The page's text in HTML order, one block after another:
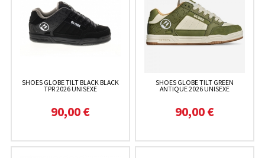
SHOES GLOBE TILT BLACK BLACK
TPR 2026 UNISEXE
90,00 €
SHOES GLOBE TILT GREEN
ANTIQUE 2026 UNISEXE
90,00 €